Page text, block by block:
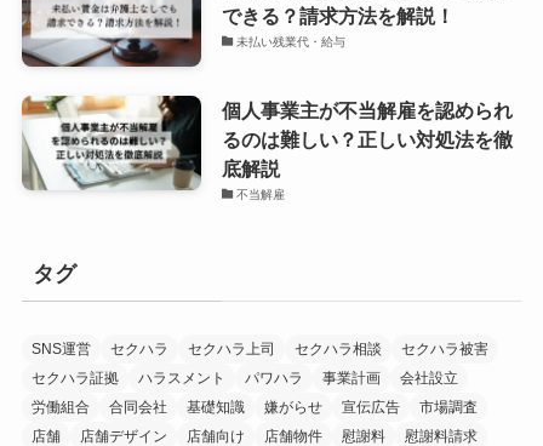
できる？請求方法を解説！
未払い残業代・給与
個人事業主が不当解雇を認められ
るのは難しい？正しい対処法を徹
底解説
不当解雇
タグ
SNS運営 セクハラ セクハラ上司 セクハラ相談
セクハラ被害
セクハラ証拠
ハラスメント パワハラ 事業計画
会社設立
労働組合
合同会社 基礎知識 嫌がらせ 宣伝広告
市場調査
店舗
店舗デザイン 店舗向け 店舗物件 慰謝料
慰謝料請求